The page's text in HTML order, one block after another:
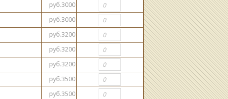
руб.3000
руб.3000
руб.3200
руб.3200
руб.3200
руб.3500
руб.3500